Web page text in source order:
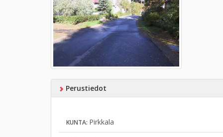
Perustiedot
KUNTA: Pirkkala